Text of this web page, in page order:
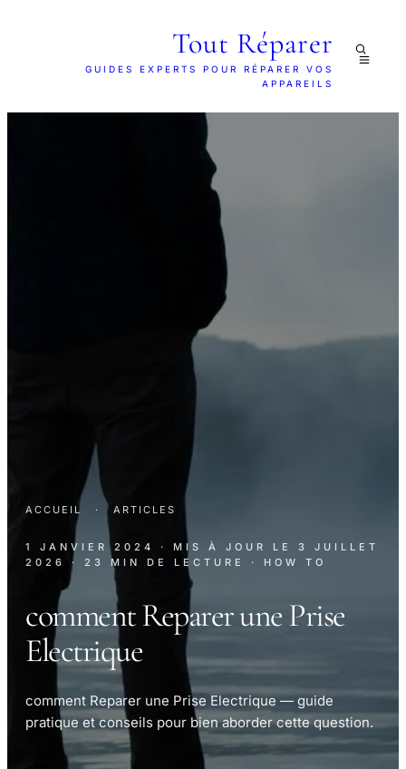
Tout Réparer
GUIDES EXPERTS POUR RÉPARER VOS
APPAREILS
ACCUEIL · ARTICLES
1 JANVIER 2024 · MIS À JOUR LE 3 JUILLET
2026
· 23 MIN DE LECTURE · HOW TO
comment Reparer une Prise
Electrique
comment Reparer une Prise Electrique — guide
pratique et conseils pour bien aborder cette question.